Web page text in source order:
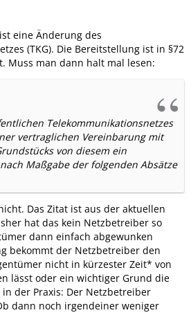
eine Änderung des
(TKG). Die Bereitstellung ist in §72
Muss man dann halt mal lesen:
Telekommunikationsnetzes
vertraglichen Vereinbarung mit
von diesem ein
Maßgabe der folgenden Absätze
Das Zitat ist aus der aktuellen
hat das kein Netzbetreiber so
dann einfach abgewunken
bekommt der Netzbetreiber den
nicht in kürzester Zeit* von
lässt oder ein wichtiger Grund die
der Praxis: Der Netzbetreiber
dann noch irgendeiner weniger